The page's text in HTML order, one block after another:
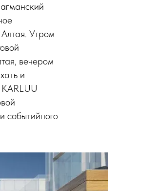
Алтая. Утром
вечером
и
событийного